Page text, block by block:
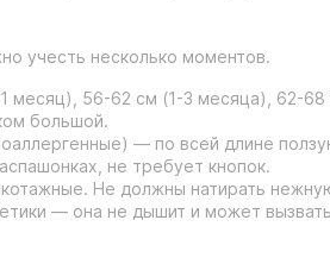
учесть несколько моментов.
56-62 см (1-3 месяца), 62-68
большой.
— по всей длине
не требует кнопок.
Не должны натирать
— она не дышит и может вызвать